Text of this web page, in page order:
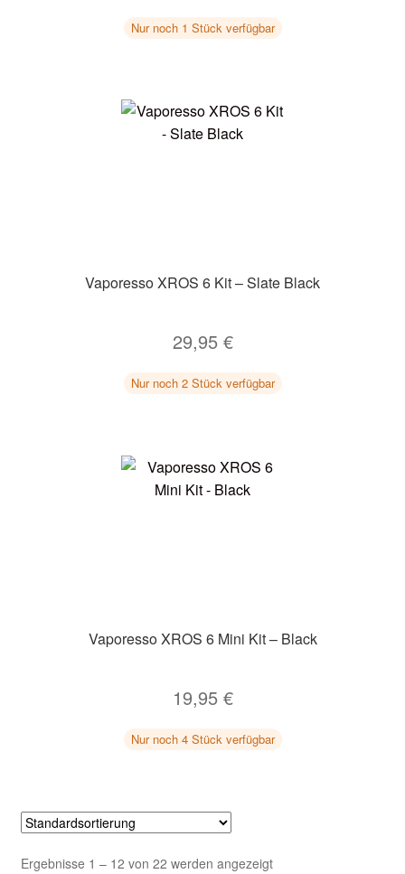
Nur noch 1 Stück verfügbar
Vaporesso XROS 6 Kit – Slate Black
29,95 €
Nur noch 2 Stück verfügbar
Vaporesso XROS 6 Mini Kit – Black
19,95 €
Nur noch 4 Stück verfügbar
Ergebnisse 1 – 12 von 22 werden angezeigt